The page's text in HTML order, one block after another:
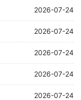
2026-07-24
2026-07-24
2026-07-24
2026-07-24
2026-07-24